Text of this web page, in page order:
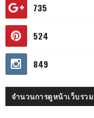
735
524
849
จำนวนการดูหน้าเว็บรวม